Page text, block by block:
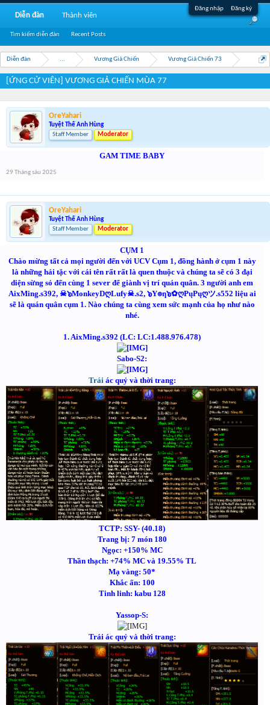
Đăng nhập Đăng ký
Diễn đàn ... Vương Giả Chiến Vương Giả Chiến 73
[ỨNG CỬ VIÊN] VƯƠNG GIẢ CHIẾN MÙA 77
OreYahari
Tuyệt Thế Anh Hùng
Staff Member
Moderator
GAM TIME BABY
29 Tháng sáu 2025
OreYahari
Tuyệt Thế Anh Hùng
Staff Member
Moderator
CỤM 1
Chào mừng tất cả mọi người đến với UCV Cụm 1, đồng hành ở cụm 1 này
là những hải tặc với cái tên rất rất là quen thuộc và chúng ta sẽ có 3 đại
diện sừng sỏ đến cùng 1 sever để giành vị trí quán quân. 3 người anh em
AixMing.s392, ☠๖MonkeyDღLufy☠.s2, ๖Y๏ƞ๖✿ღPųPųღツ.s552 liệu ai
sẽ là quán quân cụm 1. Nào chúng ta cùng xem sức mạnh của họ như nào
nhé.
1. AixMing.s392 (LC: LC:1.488.976.478)
Sabo-S2:
Tráiác quỷ và thời trang:
TCTP: SSY- (40.18)
Trang bị: 7 món 180
Ngọc: +150% MC
Thần thạch: +74% MC và 19.55% TL
Mạ vàng: 50*
Khắc ấn: 100
Tinh linh: kabu 128
Yassop-S:
Trái ác quỷ và thời trang:
Diễn đàn
Tìm kiếm diễn đàn Recent Posts
Thành viên